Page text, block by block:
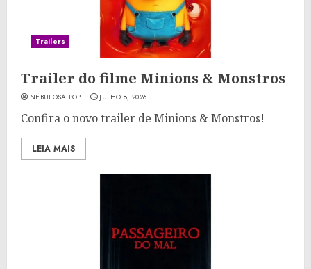
Trailers
Trailer do filme Minions & Monstros
NEBULOSA POP JULHO 8, 2026
Confira o novo trailer de Minions & Monstros!
LEIA MAIS